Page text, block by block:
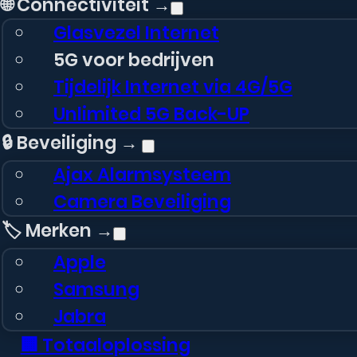
Glasvezel Internet
5G voor bedrijven
Tijdelijk Internet via 4G/5G
Unlimited 5G Back-UP
🔒 Beveiliging →
Ajax Alarmsysteem
Camera Beveiliging
🏷️ Merken →
Apple
Samsung
Jabra
🏢 Totaaloplossing